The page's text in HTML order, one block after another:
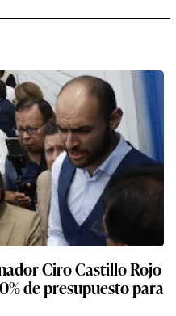
Ciro Castillo Rojo
de presupuesto para